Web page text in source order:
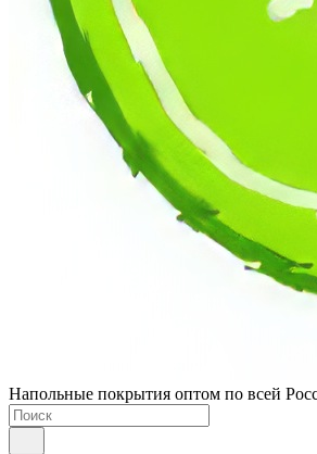
Напольные покрытия оптом по всей